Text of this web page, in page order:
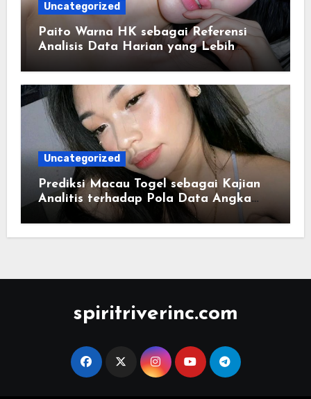
Uncategorized
Paito Warna HK sebagai Referensi
Analisis Data Harian yang Lebih
Uncategorized
Prediksi Macau Togel sebagai Kajian
Analitis terhadap Pola Data Angka
yang Tersusun Sistematis
spiritriverinc.com